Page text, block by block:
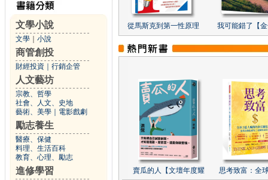
文學小說
文學 小說
商管創投
財經投資 行銷企管
人文藝坊
宗教、哲學
社會、人文、史地
藝術、美學
電影戲劇
勵志養生
醫療、保健
料理、生活百科
教育、心理、勵志
進修學習
從馬斯克到第一性原理 我可能錯了【
賣瓜的人【文壇年度耀 思考致富：全